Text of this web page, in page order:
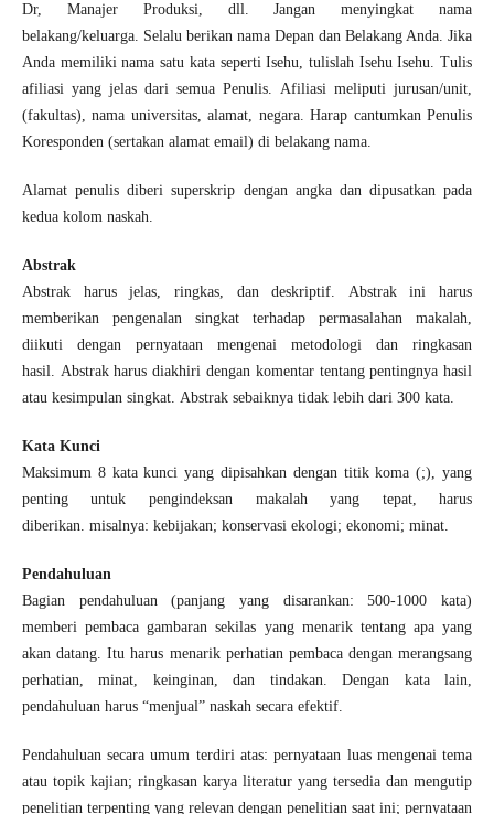
Dr, Manajer Produksi, dll. Jangan menyingkat nama
belakang/keluarga. Selalu berikan nama Depan dan Belakang Anda. Jika
Anda memiliki nama satu kata seperti Isehu, tulislah Isehu Isehu. Tulis
afiliasi yang jelas dari semua Penulis. Afiliasi meliputi jurusan/unit,
(fakultas), nama universitas, alamat, negara. Harap cantumkan Penulis
Koresponden (sertakan alamat email) di belakang nama.
Alamat penulis diberi superskrip dengan angka dan dipusatkan pada
kedua kolom naskah.
Abstrak
Abstrak harus jelas, ringkas, dan deskriptif. Abstrak ini harus
memberikan pengenalan singkat terhadap permasalahan makalah,
diikuti dengan pernyataan mengenai metodologi dan ringkasan
hasil. Abstrak harus diakhiri dengan komentar tentang pentingnya hasil
atau kesimpulan singkat. Abstrak sebaiknya tidak lebih dari 300 kata.
Kata Kunci
Maksimum 8 kata kunci yang dipisahkan dengan titik koma (;), yang
penting untuk pengindeksan makalah yang tepat, harus
diberikan. misalnya: kebijakan; konservasi ekologi; ekonomi; minat.
Pendahuluan
Bagian pendahuluan (panjang yang disarankan: 500-1000 kata)
memberi pembaca gambaran sekilas yang menarik tentang apa yang
akan datang. Itu harus menarik perhatian pembaca dengan merangsang
perhatian, minat, keinginan, dan tindakan. Dengan kata lain,
pendahuluan harus “menjual” naskah secara efektif.
Pendahuluan secara umum terdiri atas: pernyataan luas mengenai tema
atau topik kajian; ringkasan karya literatur yang tersedia dan mengutip
penelitian terpenting yang relevan dengan penelitian saat ini; pernyataan